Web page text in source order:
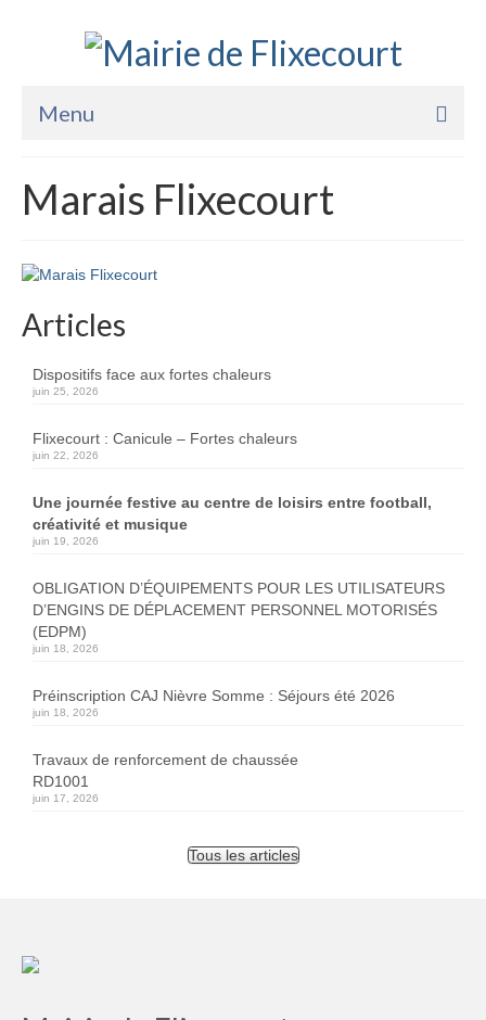
Menu
La Mairie
Sports Loisirs et Culture
Marais Flixecourt
Articles
Dispositifs face aux fortes chaleurs
juin 25, 2026
Flixecourt : Canicule – Fortes chaleurs
juin 22, 2026
Une journée festive au centre de loisirs entre football,
créativité et musique
juin 19, 2026
OBLIGATION D’ÉQUIPEMENTS POUR LES UTILISATEURS
D’ENGINS DE DÉPLACEMENT PERSONNEL MOTORISÉS
(EDPM)
juin 18, 2026
Préinscription CAJ Nièvre Somme : Séjours été 2026
juin 18, 2026
Travaux de renforcement de chaussée
RD1001
juin 17, 2026
Tous les articles